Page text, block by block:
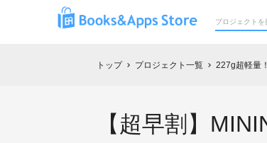
トップ chevron_right プロジェクト一覧 chevron_right 227g超軽量
【超早割】